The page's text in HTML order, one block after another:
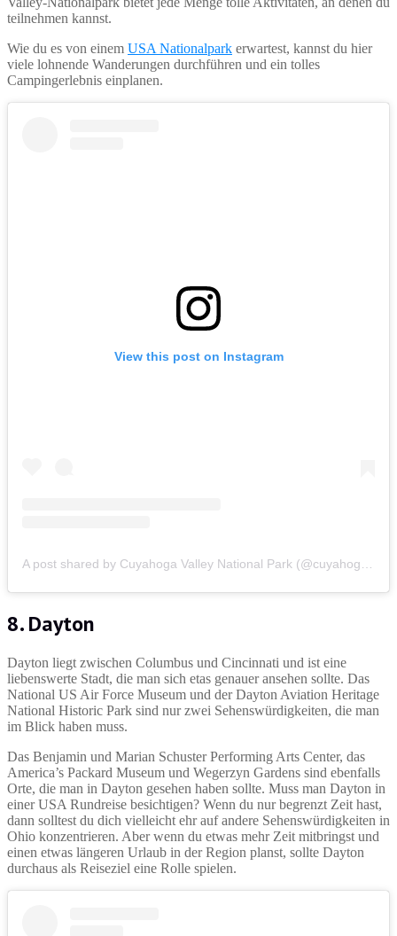
teilnehmen kannst.
Wie du es von einem USA Nationalpark erwartest, kannst du hier
viele lohnende Wanderungen durchführen und ein tolles
Campingerlebnis einplanen.
View this post on Instagram
8. Dayton
Dayton liegt zwischen Columbus und Cincinnati und ist eine
liebenswerte Stadt, die man sich etas genauer ansehen sollte. Das
National US Air Force Museum und der Dayton Aviation Heritage
National Historic Park sind nur zwei Sehenswürdigkeiten, die man
im Blick haben muss.
Das Benjamin und Marian Schuster Performing Arts Center, das
America’s Packard Museum und Wegerzyn Gardens sind ebenfalls
Orte, die man in Dayton gesehen haben sollte. Muss man Dayton in
einer USA Rundreise besichtigen? Wenn du nur begrenzt Zeit hast,
dann solltest du dich vielleicht ehr auf andere Sehenswürdigkeiten in
Ohio konzentrieren. Aber wenn du etwas mehr Zeit mitbringst und
einen etwas längeren Urlaub in der Region planst, sollte Dayton
durchaus als Reiseziel eine Rolle spielen.